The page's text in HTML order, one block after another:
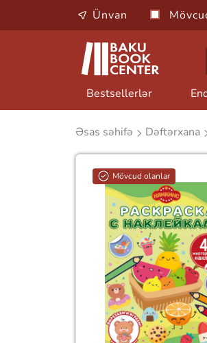
Ünvan
Bestsellerlər
Əsas səhifə Dəftərxana
Mövcud olanlar